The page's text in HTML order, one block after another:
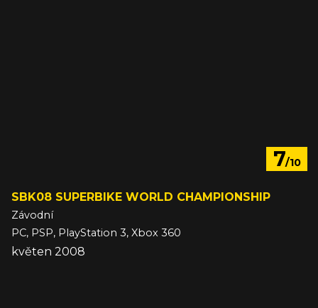
7/10
SBK08 SUPERBIKE WORLD CHAMPIONSHIP
Závodní
PC, PSP, PlayStation 3, Xbox 360
květen 2008